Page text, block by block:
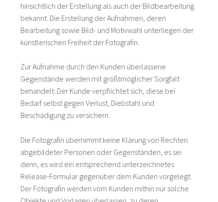
hinsichtlich der Erstellung als auch der Bildbearbeitung
bekannt. Die Erstellung der Aufnahmen, deren
Bearbeitung sowie Bild- und Motivwahl unterliegen der
künstlerischen Freiheit der Fotografin.
Zur Aufnahme durch den Kunden überlassene
Gegenstände werden mit größtmöglicher Sorgfalt
behandelt. Der Kunde verpflichtet sich, diese bei
Bedarf selbst gegen Verlust, Diebstahl und
Beschädigung zu versichern.
Die Fotografin übernimmt keine Klärung von Rechten
abgebildeter Personen oder Gegenständen, es sei
denn, es wird ein entsprechend unterzeichnetes
Release-Formular gegenüber dem Kunden vorgelegt.
Der Fotografin werden vom Kunden mithin nur solche